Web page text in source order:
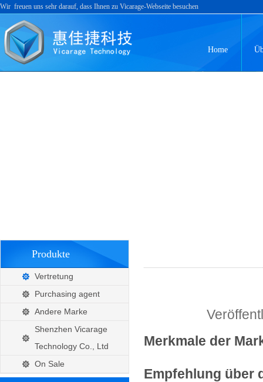
Wir freuen uns sehr darauf, dass Ihnen zu Vicarage-Webseite besuchen
Home
Produkte
Vertretung
Purchasing agent
Andere Marke
Shenzhen Vicarage
Technology Co., Ltd
On Sale
Merkmale der
Empfehlung über